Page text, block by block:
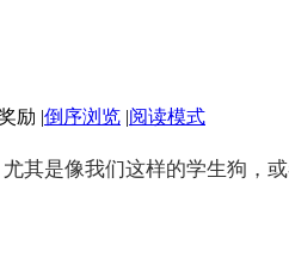
|倒序浏览 |阅读模式
其是像我们这样的学生狗，